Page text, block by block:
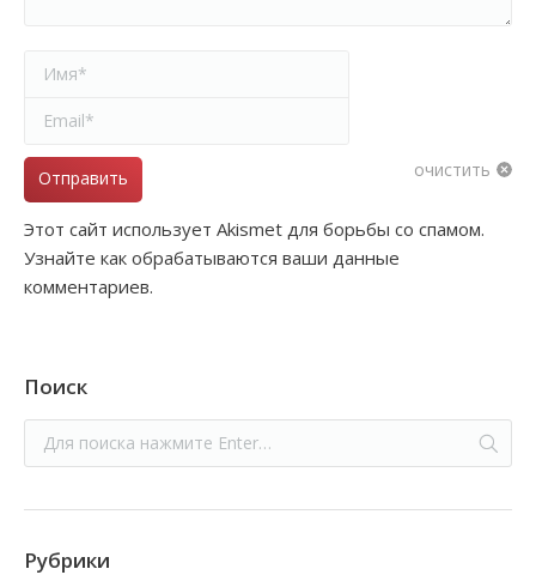
Имя *
Email *
очистить
Отправить
Этот сайт использует Akismet для борьбы со спамом.
Узнайте как обрабатываются ваши данные
комментариев.
Поиск
Рубрики